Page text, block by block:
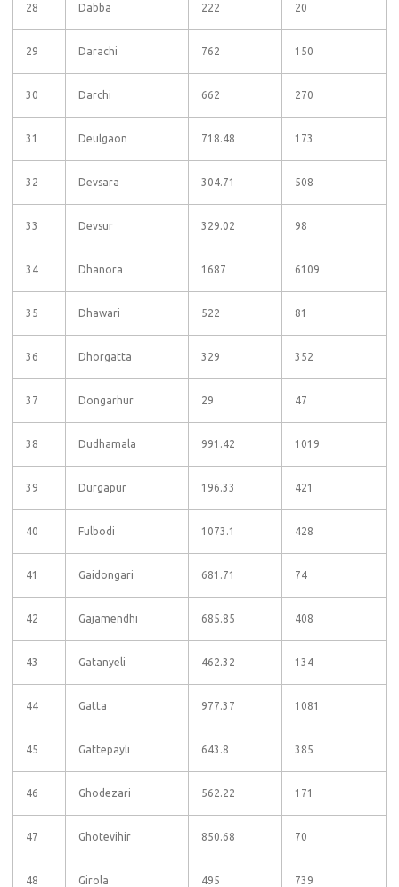
28 Dabba 222 20
29 Darachi 762 150
30 Darchi 662 270
31 Deulgaon 718.48 173
32 Devsara 304.71 508
33 Devsur 329.02 98
34 Dhanora 1687 6109
35 Dhawari 522 81
36 Dhorgatta 329 352
37 Dongarhur 29 47
38 Dudhamala 991.42 1019
39 Durgapur 196.33 421
40 Fulbodi 1073.1 428
41 Gaidongari 681.71 74
42 Gajamendhi 685.85 408
43 Gatanyeli 462.32 134
44 Gatta 977.37 1081
45 Gattepayli 643.8 385
46 Ghodezari 562.22 171
47 Ghotevihir 850.68 70
48 Girola 495 739